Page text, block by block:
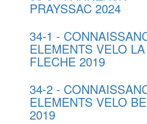
PRAYSSAC 2024
34-1 -
ELEMENTS VELO LA
FLECHE 2019
34-2 -
ELEMENTS VELO
2019